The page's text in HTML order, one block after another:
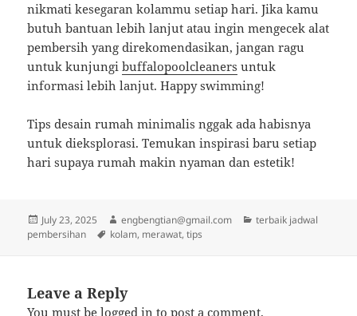
nikmati kesegaran kolammu setiap hari. Jika kamu
butuh bantuan lebih lanjut atau ingin mengecek alat
pembersih yang direkomendasikan, jangan ragu
untuk kunjungibuffalopoolcleaners untuk
informasi lebih lanjut. Happy swimming!
Tips desain rumah minimalis nggak ada habisnya
untuk dieksplorasi. Temukan inspirasi baru setiap
hari supaya rumah makin nyaman dan estetik!
Posted
on
July 23, 2025 Author
engbengtian@gmail.com Categories
terbaik jadwal
pembersihan
Tags
kolam, merawat,tips
Leave a Reply
You must belogged in to post a comment.